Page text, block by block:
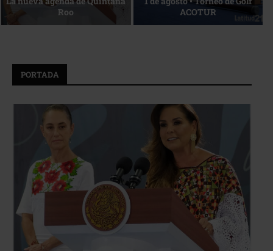
Reconocimiento de viajeros La esencia del servicio
PORTADA